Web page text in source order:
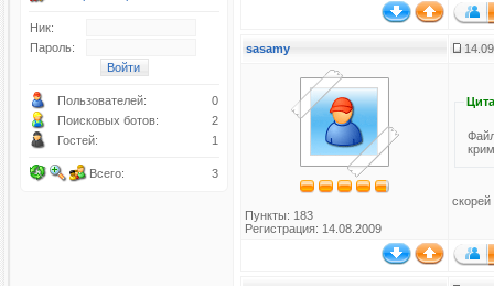
Ник:
Пароль:
Пользователей:
0
Поисковых ботов:
2
Гостей:
1
Всего: 3
sasamy
Пункты: 183
Регистрация: 14.08.2009